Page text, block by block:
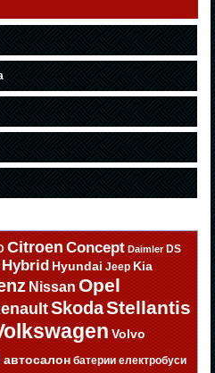
Citroen Concept Daimler DS
Hybrid Hyundai Jeep Kia
Nissan Opel
SkodaStellantis
Volvo
автосалон батерии електробуси